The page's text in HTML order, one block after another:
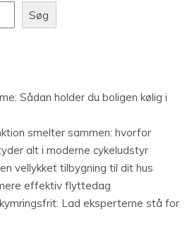
Søg
Sådan holder du boligen kølig i
smelter sammen: hvorfor
alt i moderne cykeludstyr
vellykket tilbygning til dit hus
effektiv flyttedag
Lad eksperterne stå for